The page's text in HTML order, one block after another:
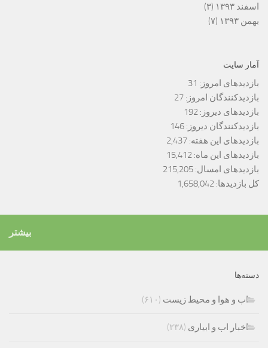
اسفند ۱۳۹۳
(۳)
بهمن ۱۳۹۳
(۷)
آمار سایت
بازدیدهای امروز: 31
بازدیدکنندگان امروز: 27
بازدیدهای دیروز: 192
بازدیدکنندگان دیروز: 146
بازدیدهای این هفته: 2,437
بازدیدهای این ماه: 15,412
بازدیدهای امسال: 215,205
کل بازدیدها: 1,658,042
بیشتر
دسته‌ها
اب و هوا و محیط زیست (۶۱۰)
اخبار اب و ابیاری (۲۳۸)